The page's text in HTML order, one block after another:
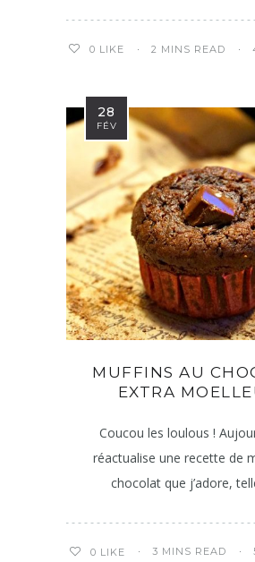
0 LIKE 2 MINS READ
28
FÉV
MUFFINS AU
EXTRA
Coucou les loulous !
réactualise une recette de
chocolat que j’adore,
0 LIKE 3 MINS READ